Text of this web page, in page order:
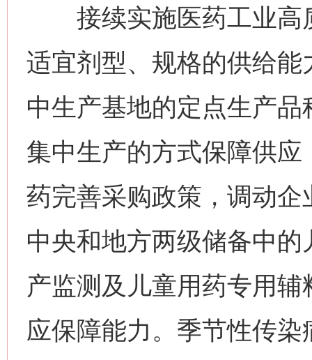
接续实施医药工业高
适宜剂型、规格的供给
中生产基地的定点生产
集中生产的方式保障供
药完善采购政策，调动
中央和地方两级储备中
产监测及儿童用药专用
应保障能力。季节性传